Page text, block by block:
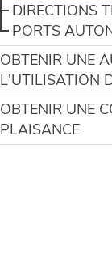
DIRECTIONS
PORTS
OBTENIR UNE
L'UTILISATION
OBTENIR UNE
PLAISANCE